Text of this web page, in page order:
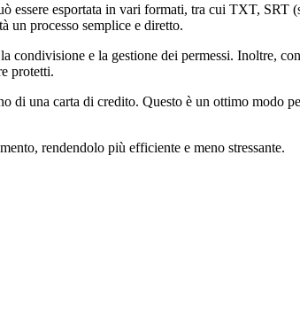
essere esportata in vari formati, tra cui TXT,
un processo semplice e diretto.
condivisione e la gestione dei permessi. Inoltre,
protetti.
di una carta di credito. Questo è un ottimo modo
rendendolo più efficiente e meno stressante.